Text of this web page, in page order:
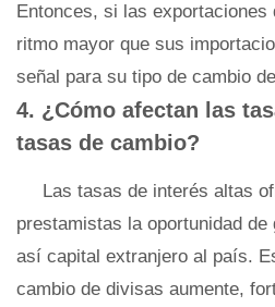
Entonces, si las
ritmo mayor que sus
señal para su tipo de cambio
4. ¿Cómo afectan las
tasas de cambio?
Las tasas de interés altas
prestamistas la oportunidad
así capital extranjero al país.
cambio de divisas aumente,